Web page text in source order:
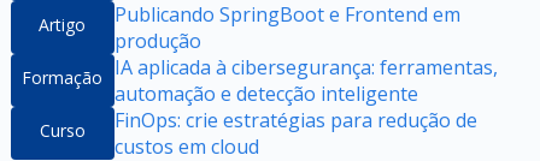
Artigo
Publicando SpringBoot e Frontend em
produção
Formação
IA aplicada à cibersegurança: ferramentas,
automação e detecção inteligente
Curso
FinOps: crie estratégias para redução de
custos em cloud